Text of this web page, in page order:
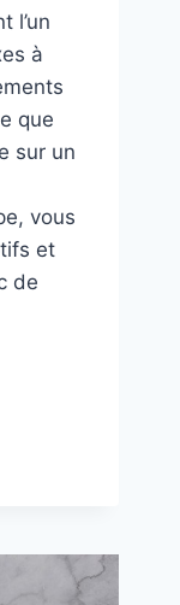
l’un
à
que
sur un
vous
et
de